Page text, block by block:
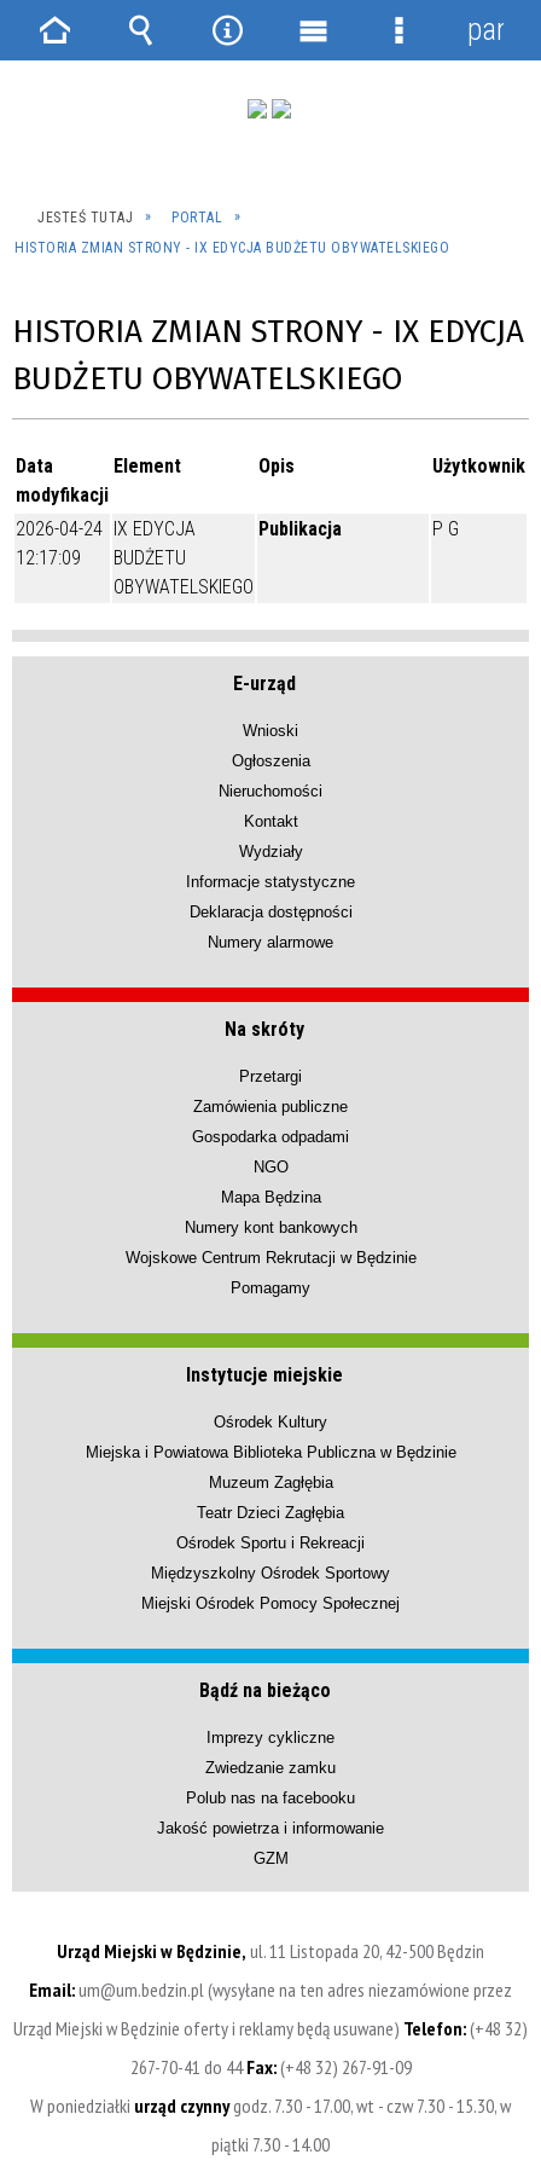
JESTEŚ TUTAJ
PORTAL
HISTORIA ZMIAN STRONY - IX EDYCJA BUDŻETU OBYWATELSKIEGO
HISTORIA ZMIAN STRONY - IX EDYCJA
BUDŻETU OBYWATELSKIEGO
Data
modyfikacji
Element Opis Użytkownik
2026-04-24
12:17:09
IX EDYCJA
BUDŻETU
OBYWATELSKIEGO
Publikacja P G
E-urząd
Wnioski
Ogłoszenia
Nieruchomości
Kontakt
Wydziały
Informacje statystyczne
Deklaracja dostępności
Numery alarmowe
Na skróty
Przetargi
Zamówienia publiczne
Gospodarka odpadami
NGO
Mapa Będzina
Numery kont bankowych
Wojskowe Centrum Rekrutacji w Będzinie
Pomagamy
Instytucje miejskie
Ośrodek Kultury
Miejska i Powiatowa Biblioteka Publiczna w Będzinie
Muzeum Zagłębia
Teatr Dzieci Zagłębia
Ośrodek Sportu i Rekreacji
Międzyszkolny Ośrodek Sportowy
Miejski Ośrodek Pomocy Społecznej
Bądź na bieżąco
Imprezy cykliczne
Zwiedzanie zamku
Polub nas na facebooku
Jakość powietrza i informowanie
GZM
Urząd Miejski w Będzinie, ul. 11 Listopada 20, 42-500 Będzin
Email:um@um.bedzin.pl (wysyłane na ten adres niezamówione przez
Urząd Miejski w Będzinie oferty i reklamy będą usuwane) Telefon:(+48 32)
267-70-41 do 44Fax:(+48 32) 267-91-09
W poniedziałki urząd czynnygodz. 7.30 - 17.00, wt - czw 7.30 - 15.30, w
piątki 7.30 - 14.00
Strona Wyszukiwarka
NarzędziaMenu
Menu
panel